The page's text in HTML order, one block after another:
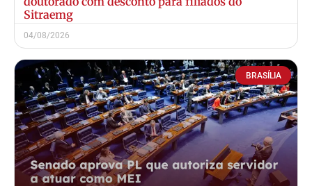
Sitraemg
04/08/2026
BRASÍLIA